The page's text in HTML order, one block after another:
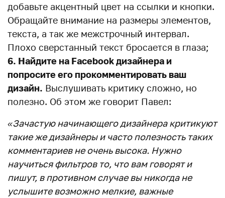
добавьте акцентный цвет на ссылки и кнопки.
Обращайте внимание на размеры элементов,
текста, а так же межстрочный интервал.
Плохо сверстанный текст бросается в глаза;
6. Найдите на Facebook дизайнера и
попросите его прокомментировать ваш
дизайн. Выслушивать критику сложно, но
полезно. Об этом же говорит Павел:
«Зачастую начинающего дизайнера критикуют
такие же дизайнеры и часто полезность таких
комментариев не очень высока. Нужно
научиться фильтров то, что вам говорят и
пишут, в противном случае вы никогда не
услышите возможно мелкие, важные